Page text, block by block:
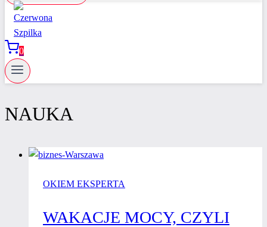
0
NAUKA
OKIEM EKSPERTA
WAKACJE MOCY, CZYLI